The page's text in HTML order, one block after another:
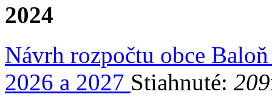
2024
Návrh rozpočtu obce
2026 a 2027 Stiahnuté: 209